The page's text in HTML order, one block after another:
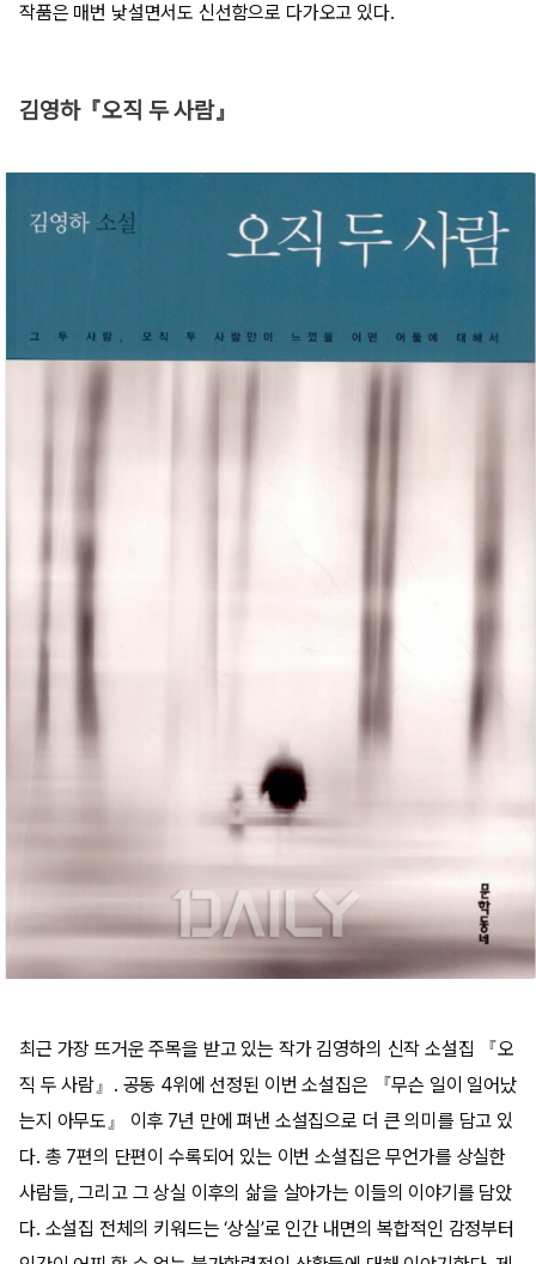
작품은 매번 낯설면서도 신선함으로 다가오고 있다.
김영하『오직 두 사람』
최근 가장 뜨거운 주목을 받고 있는 작가 김영하의 신작 소설집 『오
직 두 사람』. 공동 4위에 선정된 이번 소설집은 『무슨 일이 일어났
는지 아무도』 이후 7년 만에 펴낸 소설집으로 더 큰 의미를 담고 있
다. 총 7편의 단편이 수록되어 있는 이번 소설집은 무언가를 상실한
사람들, 그리고 그 상실 이후의 삶을 살아가는 이들의 이야기를 담았
다. 소설집 전체의 키워드는 ‘상실’로 인간 내면의 복합적인 감정부터